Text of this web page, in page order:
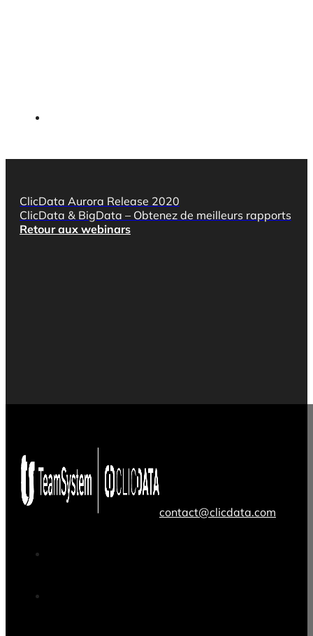
ClicData Aurora Release 2020
ClicData & BigData – Obtenez de meilleurs rapports
Retour aux webinars
contact@clicdata.com